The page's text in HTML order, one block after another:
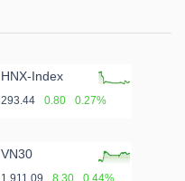
HNX-Index
293.44 0.80 0.27%
VN30